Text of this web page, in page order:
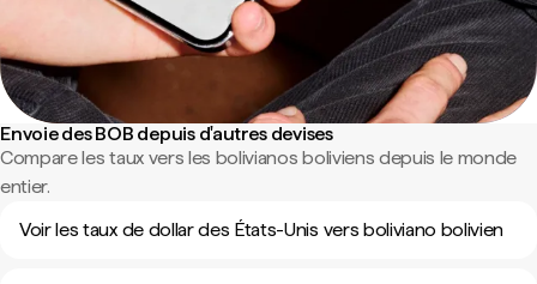
Envoie des BOB depuis d'autres devises
Compare les taux vers les bolivianos boliviens depuis le monde
entier.
Voir les taux de dollar des États-Unis vers boliviano bolivien